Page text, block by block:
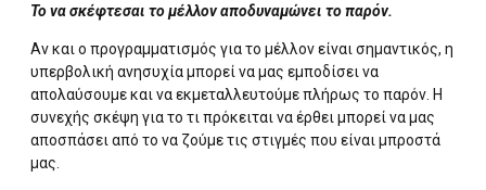
Το να σκέφτεσαι το μέλλον αποδυναμώνει το παρόν.
Αν και ο προγραμματισμός για το μέλλον είναι σημαντικός, η
υπερβολική ανησυχία μπορεί να μας εμποδίσει να
απολαύσουμε και να εκμεταλλευτούμε πλήρως το παρόν. Η
συνεχής σκέψη για το τι πρόκειται να έρθει μπορεί να μας
αποσπάσει από το να ζούμε τις στιγμές που είναι μπροστά
μας.